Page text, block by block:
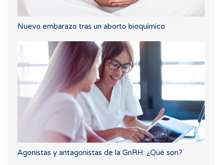
Nuevo embarazo tras un aborto bioquímico
Agonistas y antagonistas de la GnRH: ¿Qué son?